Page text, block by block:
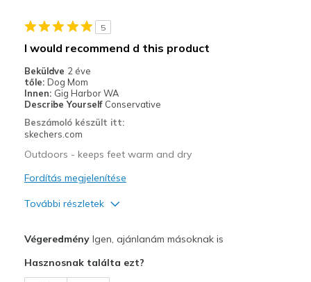
Running/Walking
Width
Feels true to width
Sizing
View On Shoes
Shoes are for Wearing
5
I would recommend d this product
Beküldve 2 éve
tőle: Dog Mom
Innen: Gig Harbor WA
Describe Yourself Conservative
Beszámoló készült itt:
skechers.com
Outdoors - keeps feet warm and dry
Fordítás megjelenítése
További részletek
Durable
VégeredményIgen, ajánlanám másoknak is
Hasznosnak találta ezt?